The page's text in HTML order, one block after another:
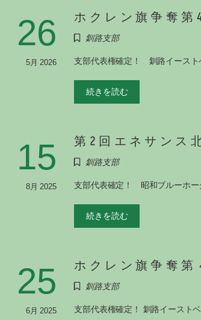
26
5月 2026
ホクレン旗争奪
釧路支部
支部代表権確定！ 釧路イースト
続きを読む
15
8月 2025
第2回エネサンス
釧路支部
支部代表確定！ 昭和ブルーホー
続きを読む
25
6月 2025
ホクレン旗争奪
釧路支部
支部代表権確定！ 釧路イースト